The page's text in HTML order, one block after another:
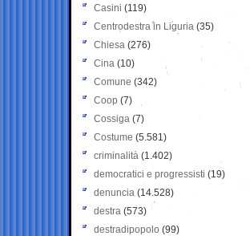
Casini (119)
Centrodestra in Liguria (35)
Chiesa (276)
Cina (10)
Comune (342)
Coop (7)
Cossiga (7)
Costume (5.581)
criminalità (1.402)
democratici e progressisti (19)
denuncia (14.528)
destra (573)
destradipopolo (99)